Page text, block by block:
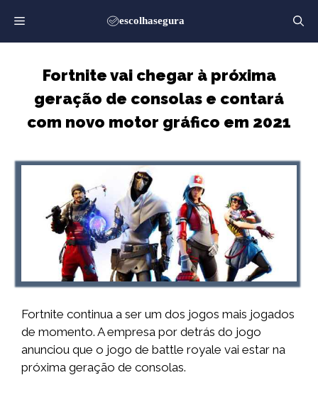
para
o
Fortnite vai chegar à próxima
geração de consolas e contará
com novo motor gráfico em 2021
Fortnite continua a ser um dos jogos mais jogados
de momento. A empresa por detrás do jogo
anunciou que o jogo de battle royale vai estar na
próxima geração de consolas.